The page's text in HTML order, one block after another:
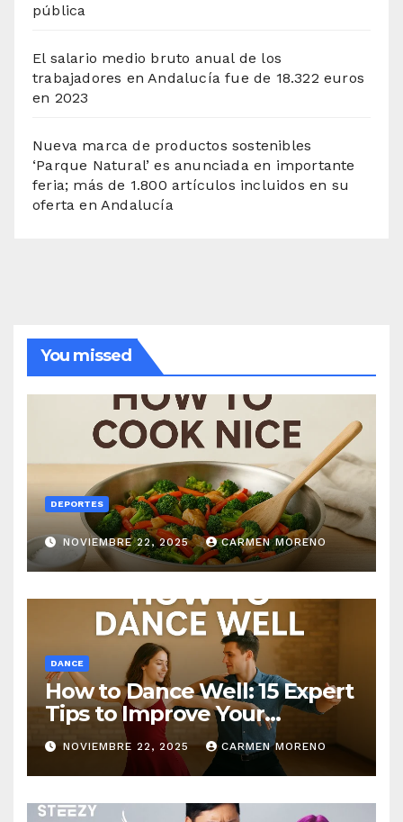
pública
El salario medio bruto anual de los
trabajadores en Andalucía fue de 18.322 euros
en 2023
Nueva marca de productos sostenibles
‘Parque Natural’ es anunciada en importante
feria; más de 1.800 artículos incluidos en su
oferta en Andalucía
You missed
DEPORTES
NOVIEMBRE 22, 2025 CARMEN MORENO
DANCE
How to Dance Well: 15 Expert
Tips to Improve Your
Dancing Skills Fast
NOVIEMBRE 22, 2025 CARMEN MORENO